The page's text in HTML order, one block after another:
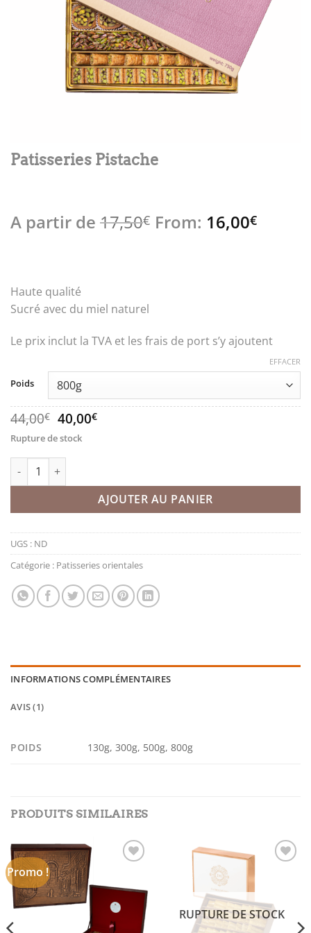
Patisseries Pistache
Noté
sur 5
1
A partir de 17,50€ From: 16,00€
Haute qualité
Sucré avec du miel naturel
Le prix inclut la TVA et les frais de port s’y ajoutent
Poids
EFFACER
44,00€ Le
prix
initial
était :
44,00€.
40,00€Le
Rupture de stock
quantité de Patisseries Pistache
AJOUTER AU PANIER
UGS : ND
Catégorie : Patisseries orientales
INFORMATIONS COMPLÉMENTAIRES
AVIS (1)
POIDS 130g, 300g, 500g, 800g
PRODUITS SIMILAIRES
Promo !
RUPTURE DE STOCK